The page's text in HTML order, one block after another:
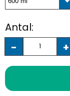
Antal:
+
-